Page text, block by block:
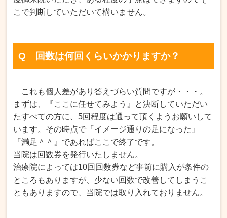
こで判断していただいて構いません。
Q 回数は何回くらいかかりますか？
これも個人差があり答えづらい質問ですが・・・。
まずは、『ここに任せてみよう』と決断していただい
たすべての方に、5回程度は通って頂くようお願いして
います。その時点で『イメージ通りの足になった』
『満足＾＾』であればここで終了です。
当院は回数券を発行いたしません。
治療院によっては10回回数券など事前に購入が条件の
ところもありますが、 少ない回数で改善してしまうこ
ともありますので、当院では取り入れておりません。